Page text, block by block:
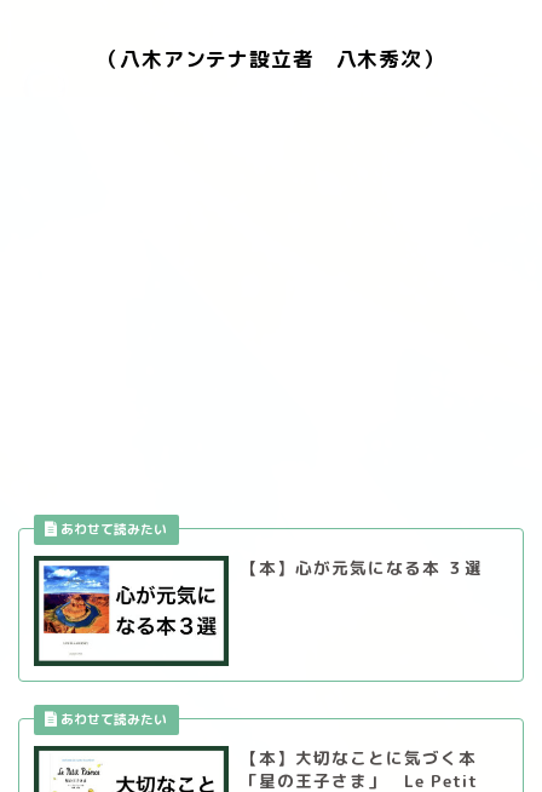
（八木アンテナ設立者 八木秀次）
【本】心が元気になる本 ３選
【本】大切なことに気づく本
「星の王子さま」 Le Petit